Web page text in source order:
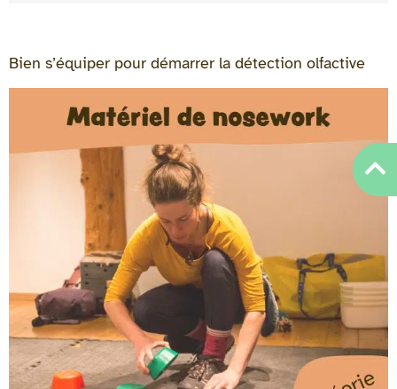
Bien s’équiper pour démarrer la détection olfactive